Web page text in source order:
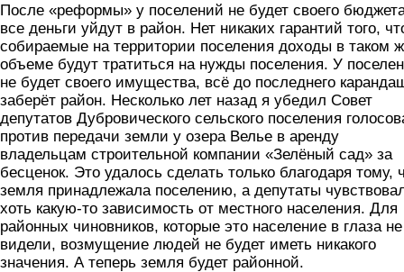
После «реформы» у поселений не будет своего
все деньги уйдут в район. Нет никаких гарантий того,
собираемые на территории поселения доходы в таком
объеме будут тратиться на нужды поселения. У
не будет своего имущества, всё до последнего
заберёт район. Несколько лет назад я убедил Совет
депутатов Дубровического сельского поселения
против передачи земли у озера Велье в аренду
владельцам строительной компании «Зелёный сад» за
бесценок. Это удалось сделать только благодаря тому,
земля принадлежала поселению, а депутаты
хоть какую-то зависимость от местного населения. Для
районных чиновников, которые это население в глаза не
видели, возмущение людей не будет иметь никакого
значения. А теперь земля будет районной.